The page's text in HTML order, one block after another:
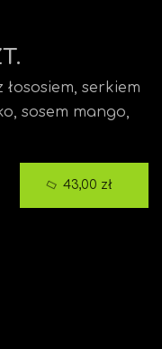
serkiem
sosem mango,